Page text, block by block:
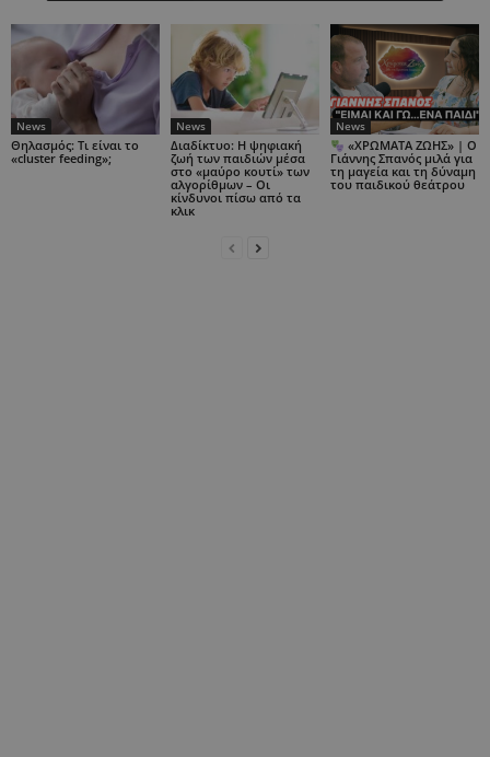
News
Θηλασμός: Τι είναι το
«cluster feeding»;
News
Διαδίκτυο: Η ψηφιακή
ζωή των παιδιών μέσα
στο «μαύρο κουτί» των
αλγορίθμων – Οι
κίνδυνοι πίσω από τα
κλικ
News
«ΧΡΩΜΑΤΑ ΖΩΗΣ» | Ο
Γιάννης Σπανός μιλά για
τη μαγεία και τη δύναμη
του παιδικού θεάτρου